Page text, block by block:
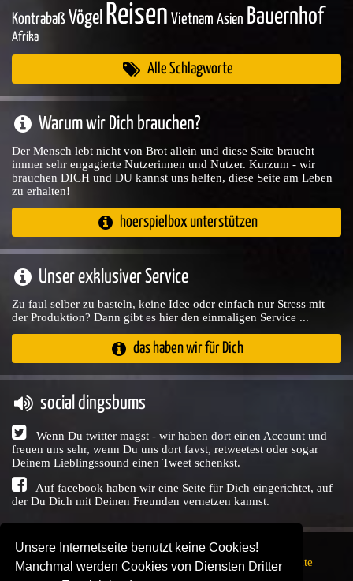
Unsere Internetseite benutzt keine Cookies!
Manchmal werden Cookies von Diensten Dritter
Kontrabaß Vögel Reisen Vietnam Asien Bauernhof
Afrika
Alle Schlagworte
Warum wir Dich brauchen?
Der Mensch lebt nicht von Brot allein und diese Seite braucht
immer sehr engagierte Nutzerinnen und Nutzer. Kurzum - wir
brauchen DICH und DU kannst uns helfen, diese Seite am Leben
zu erhalten!
hoerspielbox unterstützen
Unser exklusiver Service
Zu faul selber zu basteln, keine Idee oder einfach nur Stress mit
der Produktion? Dann gibt es hier den einmaligen Service ...
das haben wir für Dich
social dingsbums
Wenn Du twitter magst - wir haben dort einen Account und
freuen uns sehr, wenn Du uns dort favst, retweetest oder sogar
Deinem Lieblingssound einen Tweet schenkst.
Auf facebook haben wir eine Seite für Dich eingerichtet, auf
der Du Dich mit Deinen Freunden vernetzen kannst.
Copyright © Audio Union GbR, 1999 - 2026,Nutzungsrechte